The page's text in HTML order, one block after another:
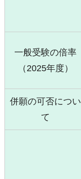
一般受験の倍率
（2025年度）
併願の可否につい
て